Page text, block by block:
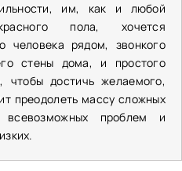
им, как и любой
пола, хочется
человека рядом, звонкого
стены дома, и простого
чтобы достичь желаемого,
преодолеть массу сложных
всевозможных проблем и